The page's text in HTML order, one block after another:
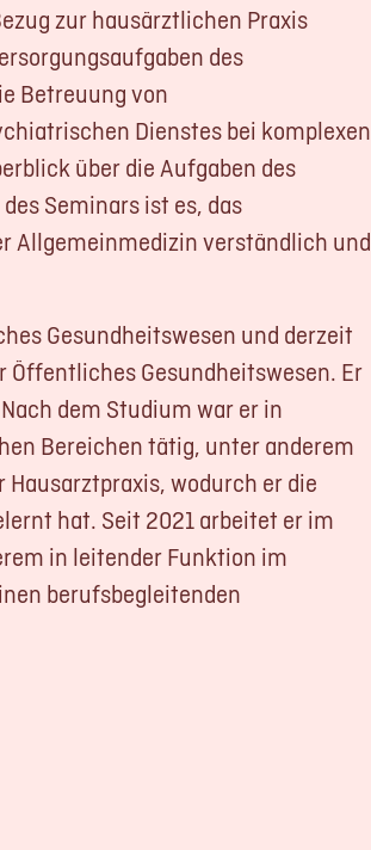
zur hausärztlichen Praxis
des
Betreuung von
Dienstes bei komplexen
über die Aufgaben des
Seminars ist es, das
Allgemeinmedizin verständlich und
Gesundheitswesen und derzeit
Gesundheitswesen. Er
dem Studium war er in
Bereichen tätig, unter anderem
wodurch er die
hat. Seit 2021 arbeitet er im
in leitender Funktion im
berufsbegleitenden